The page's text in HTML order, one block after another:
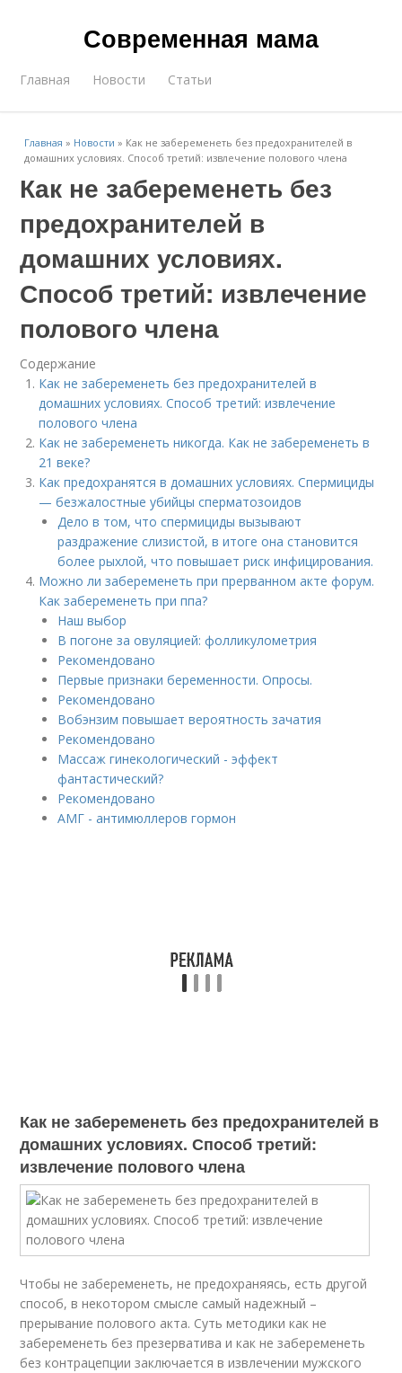
Современная мама
Главная Новости Статьи
Главная » Новости » Как не забеременеть без предохранителей в
домашних условиях. Способ третий: извлечение полового члена
Как не забеременеть без
предохранителей в
домашних условиях.
Способ третий: извлечение
полового члена
Содержание
Как не забеременеть без предохранителей в
домашних условиях. Способ третий: извлечение
полового члена
Как не забеременеть никогда. Как не забеременеть в
21 веке?
Как предохранятся в домашних условиях. Спермициды
— безжалостные убийцы сперматозоидов
Дело в том, что спермициды вызывают
раздражение слизистой, в итоге она становится
более рыхлой, что повышает риск инфицирования.
Можно ли забеременеть при прерванном акте форум.
Как забеременеть при ппа?
Наш выбор
В погоне за овуляцией: фолликулометрия
Рекомендовано
Первые признаки беременности. Опросы.
Рекомендовано
Вобэнзим повышает вероятность зачатия
Рекомендовано
Массаж гинекологический - эффект
фантастический?
Рекомендовано
АМГ - антимюллеров гормон
Как не забеременеть без предохранителей в
домашних условиях. Способ третий:
извлечение полового члена
Чтобы не забеременеть, не предохраняясь, есть другой
способ, в некотором смысле самый надежный –
прерывание полового акта. Суть методики как не
забеременеть без презерватива и как не забеременеть
без контрацепции заключается в извлечении мужского